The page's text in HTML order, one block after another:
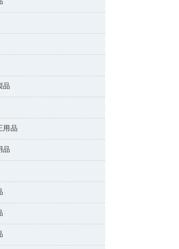
品
プ・石鹸
品
剤
ペーパー
クス
メニティ用品
サンダル・シューズ
レジャー用品
品
ッダー（共配）
インター
フィルム
ーダー
ッチン・調理家電
Ｖ機器
灯
電池
カメラ用品
ト
ライト
リーナー
家電
製品
調理家電
／延長コード
プ
文具
品
フ
品
綴込表紙
るファイル
ファイル
品
イル
イル
用品
正ペン
品
用品
収納
フト
袋
用品
品